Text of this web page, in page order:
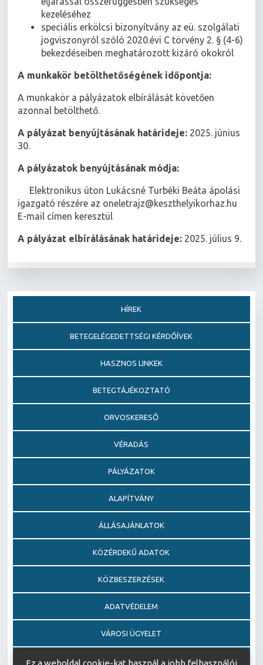
kezeléséhez
speciális erkölcsi bizonyítvány az eü. szolgálati
jogviszonyról szóló 2020.évi C törvény 2. § (4-6)
bekezdéseiben meghatározott kizáró okokról
A munkakör betölthetőségének időpontja:
A munkakör a pályázatok elbírálását követően
azonnal betölthető.
A pályázat benyújtásának határideje: 2025. június
30.
A pályázatok benyújtásának módja:
 Elektronikus úton Lukácsné Turbéki Beáta ápolási
igazgató részére az oneletrajz@keszthelyikorhaz.hu
E-mail címen keresztül
A pályázat elbírálásának határideje: 2025. július 9.
HÍREK
BETEGELÉGEDETTSÉGI KÉRDŐÍVEK
HASZNOS LINKEK
BETEGTÁJÉKOZTATÓ
ORVOSKERESŐ
VÉRADÁS
PÁLYÁZATOK
ALAPÍTVÁNY
ÁLLÁSAJÁNLATOK
KÖZÉRDEKŰ ADATOK
KÖZBESZERZÉSEK
ADATVÉDELEM
VÁROSI ÜGYELET
EGÉSZSÉGFEJLESZTŐ KÓRHÁZ DÍJ PÁLYÁZAT
Ez a weboldal cookie-kat használ a jobb felhasználói